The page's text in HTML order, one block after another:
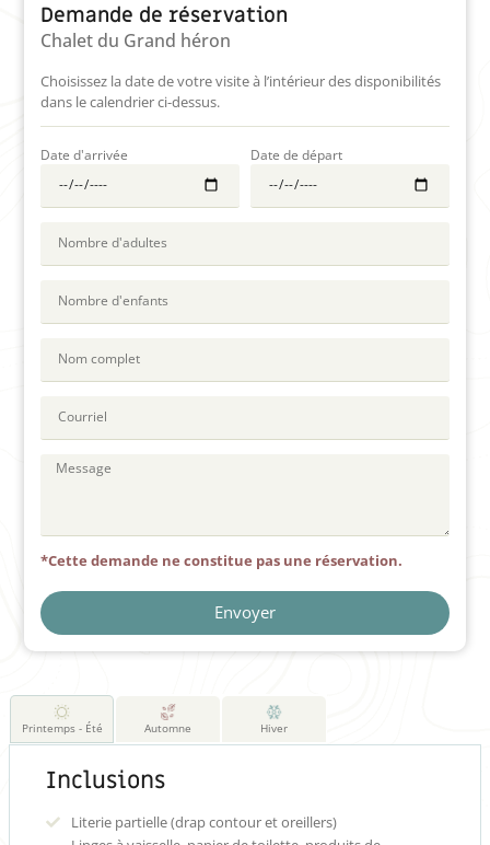
Demande de réservation
Chalet du Grand héron
Choisissez la date de votre visite à l’intérieur des disponibilités
dans le calendrier ci-dessus.
Date d'arrivée Date de départ
*Cette demande ne constitue pas une réservation.
Envoyer
Printemps - Été Automne Hiver
Inclusions
Literie partielle (drap contour et oreillers)